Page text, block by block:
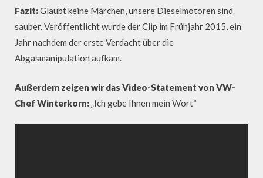
Fazit:Glaubt keine Märchen, unsere Dieselmotoren sind
sauber. Veröffentlicht wurde der Clip im Frühjahr 2015, ein
Jahr nachdem der erste Verdacht über die
Abgasmanipulation aufkam.
Außerdem zeigen wir das Video-Statement von VW-
Chef Winterkorn: „Ich gebe Ihnen mein Wort“